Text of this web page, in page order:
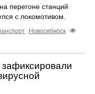
перегоне станций
с локомотивом.
Новосибирск